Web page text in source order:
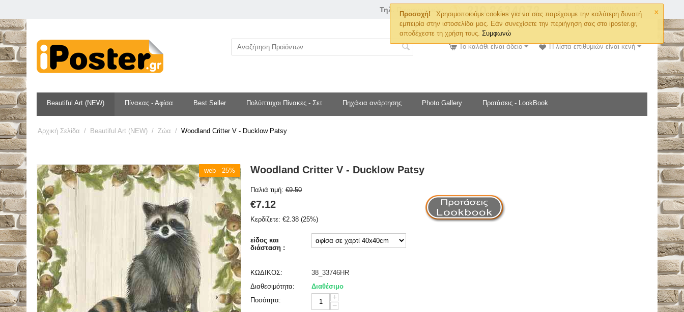
×
Προσοχή!
Χρησιμοποιούμε cookies για να σας παρέχουμε την καλύτερη δυνατή
εμπειρία στην ιστοσελίδα μας. Εάν συνεχίσετε την περιήγηση σας στο iposter.gr,
αποδέχεστε τη χρήση τους.Συμφωνώ
Τηλ. Παραγγελιών
Η λίστα επιθυμιών είναι κενή
Το καλάθι είναι άδειο
Beautiful Art (NEW) Πίνακας - Αφίσα Best Seller Πολύπτυχοι Πίνακες - Σετ Πηχάκια ανάρτησης Photo Gallery Προτάσεις - LookBook
Αρχική Σελίδα / Beautiful Art (NEW) / Ζώα / Woodland Critter V - Ducklow Patsy
web - 25% Woodland Critter V - Ducklow Patsy
Παλιά τιμή: €9.50
€7.12
Κερδίζετε: €2.38 (25%)
είδος και
διάσταση :
ΚΩΔΙΚΟΣ:
38_33746HR
Διαθεσιμότητα:
Διαθέσιμο
Ποσότητα:
+
−